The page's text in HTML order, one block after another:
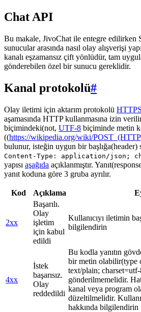
Chat API
Bu makale, JivoChat ile entegre edilirken
sunucular arasında nasıl olay alışverişi
kanalı eşzamansız çift yönlüdür, tam
gönderebilen özel bir sunucu gereklidir.
Kanal protokolü#
Olay iletimi için aktarım protokolü HTTPS
aşamasında HTTP kullanmasına izin
biçimindeki(not, UTF-8 biçiminde metin
((https://wikipedia.org/wiki/
bulunur, isteğin uygun bir başlığa(header)
Content-Type: application/json;
yapısı aşağıda açıklanmıştır.
yanıt koduna göre 3 gruba ayrılır.
Kod Açıklama
2xx
Başarılı.
Olay
işletim
için kabul
edildi
Kullanıcıyı iletimin
bilgilendirin
4xx
İstek
başarısız.
Olay
reddedildi
Bu kodla yanıtın
bir metin olabilir(type
text/plain;
gönderilmemelidir.
kanal veya program
düzeltilmelidir.
hakkında bilgilendirin